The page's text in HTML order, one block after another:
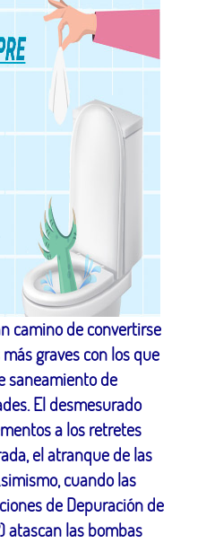
camino de convertirse
graves con los que
saneamiento de
El desmesurado
a los retretes
el atranque de las
cuando las
de Depuración de
atascan las bombas